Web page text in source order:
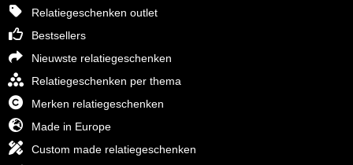
Relatiegeschenken outlet
Bestsellers
Nieuwste relatiegeschenken
Relatiegeschenken per thema
Merken relatiegeschenken
Made in Europe
Custom made relatiegeschenken